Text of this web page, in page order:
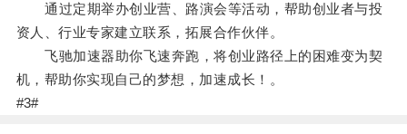
通过定期举办创业营、路演会等活动，帮助创业者与投
资人、行业专家建立联系，拓展合作伙伴。
飞驰加速器助你飞速奔跑，将创业路径上的困难变为契
机，帮助你实现自己的梦想，加速成长！。
#3#